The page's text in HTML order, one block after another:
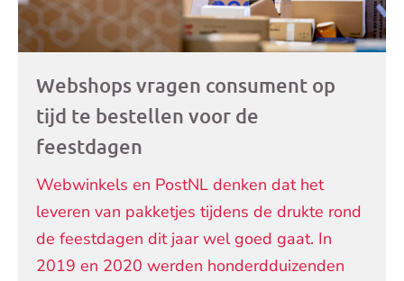
Webshops vragen consument op
tijd te bestellen voor de
feestdagen
Webwinkels en PostNL denken dat het
leveren van pakketjes tijdens de drukte rond
de feestdagen dit jaar wel goed gaat. In
2019 en 2020 werden honderdduizenden